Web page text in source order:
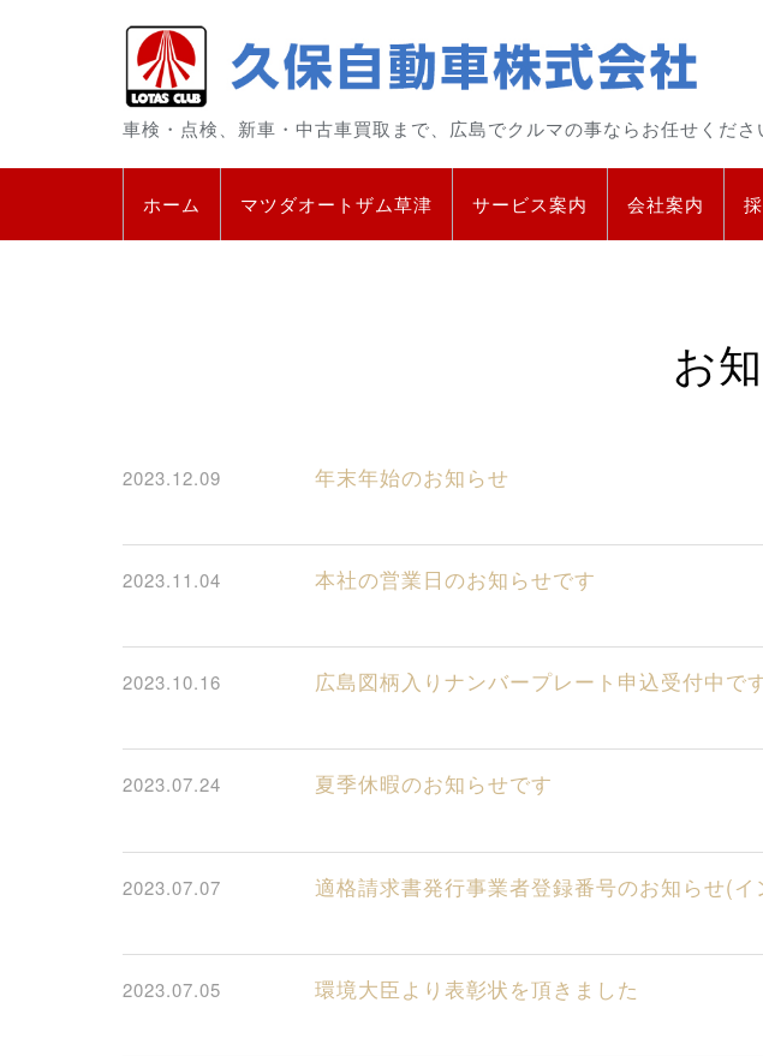
車検・点検、新車・中古車買取まで、広島でクルマの事ならお任せくださ
ホーム マツダオートザム草津 サービス案内 会社案内
お
2023.12.09 年末年始のお知らせ
2023.11.04 本社の営業日のお知らせです
2023.10.16 広島図柄入りナンバープレート申込受付中で
2023.07.24 夏季休暇のお知らせです
2023.07.07 適格請求書発行事業者登録番号のお知らせ(
2023.07.05 環境大臣より表彰状を頂きました